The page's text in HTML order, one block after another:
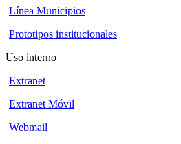
Línea Municipios
Prototipos institucionales
Uso interno
Extranet
Extranet Móvil
Webmail